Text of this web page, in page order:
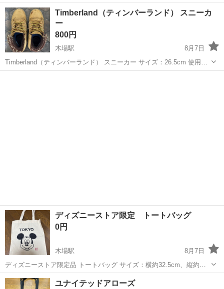
系色 サイズ w 約 5cm L 約 178cm ネ-ムタグが入れられます、少し
汚れのところありますが、問題なくお使いいただけます、お探...
東京 台東区
Timberland（ティンバーランド） スニーカ
ー
800円
木場駅
8月7日
Timberland（ティンバーランド） スニーカー サイズ：26.5cm 使用感
はありますが、まだまだ履いていただけます。 普段使いにおすすめで
ディズニーストア限定 トートバッグ
0円
木場駅
8月7日
ディズニーストア限定品 トートバッグ サイズ：横約32.5cm、縦約
38.5cm 他の商品をご購入いただいた方で、ご希望の方には無料でお譲
りいたします。 ディズニーストア限定品のため、お好きな方にぜひご
東京 江東区 木場駅 バッグ
ユナイテッドアローズ